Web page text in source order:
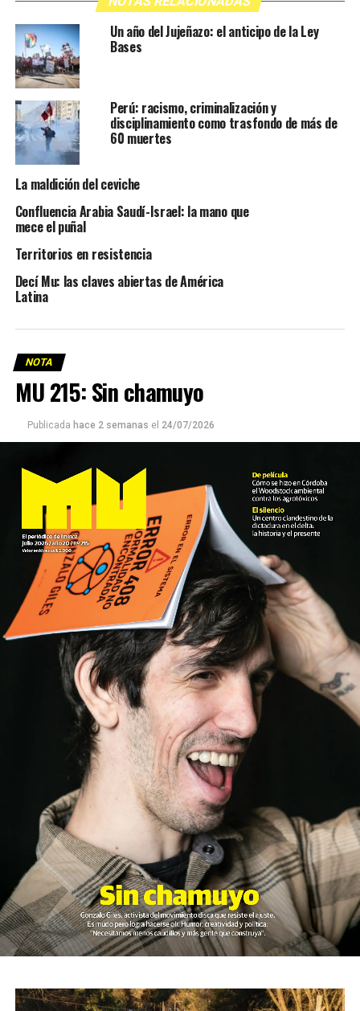
Un año del Jujeñazo: el anticipo de la Ley
Bases
Perú: racismo, criminalización y
disciplinamiento como trasfondo de más de
60 muertes
La maldición del ceviche
Confluencia Arabia Saudí-Israel: la mano que
mece el puñal
Territorios en resistencia
Decí Mu: las claves abiertas de América
Latina
NOTA
MU 215: Sin chamuyo
Publicada hace 2 semanas el 24/07/2026